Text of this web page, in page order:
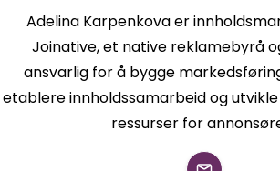
Adelina Karpenkova er
Joinative, et native reklamebyrå
ansvarlig for å bygge
etablere innholdssamarbeid og
ressurser for